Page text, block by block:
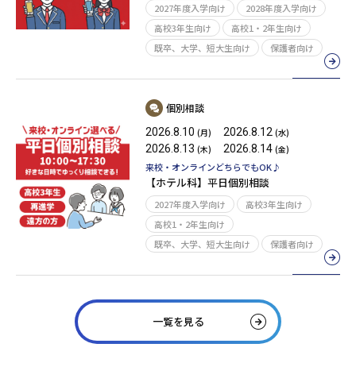
2027年度入学向け
2028年度入学向け
高校3年生向け
高校1・2年生向け
既卒、大学、短大生向け
保護者向け
個別相談
2026.8.10 (月) 2026.8.12 (水)
2026.8.13 (木) 2026.8.14 (金)
来校・オンラインどちらでもOK♪
【ホテル科】平日個別相談
2027年度入学向け
高校3年生向け
高校1・2年生向け
既卒、大学、短大生向け
保護者向け
一覧を見る